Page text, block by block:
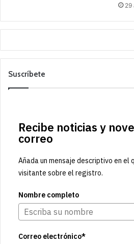
29
Suscríbete
Recibe noticias y
correo
Añada un mensaje descriptivo en el
visitante sobre el registro.
Nombre completo
Correo electrónico*